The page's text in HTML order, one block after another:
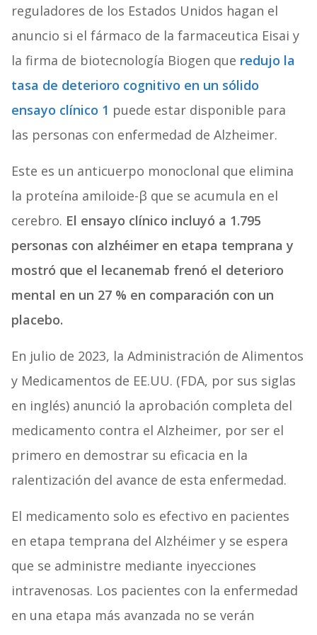
reguladores de los Estados Unidos hagan el
anuncio si el fármaco de la farmaceutica Eisai y
la firma de biotecnología Biogen que redujo la
tasa de deterioro cognitivo en un sólido
ensayo clínico 1 puede estar disponible para
las personas con enfermedad de Alzheimer.
Este es un anticuerpo monoclonal que elimina
la proteína amiloide-β que se acumula en el
cerebro. El ensayo clínico incluyó a 1.795
personas con alzhéimer en etapa temprana y
mostró que el lecanemab frenó el deterioro
mental en un 27 % en comparación con un
placebo.
En julio de 2023, la Administración de Alimentos
y Medicamentos de EE.UU. (FDA, por sus siglas
en inglés) anunció la aprobación completa del
medicamento contra el Alzheimer, por ser el
primero en demostrar su eficacia en la
ralentización del avance de esta enfermedad.
El medicamento solo es efectivo en pacientes
en etapa temprana del Alzhéimer y se espera
que se administre mediante inyecciones
intravenosas. Los pacientes con la enfermedad
en una etapa más avanzada no se verán